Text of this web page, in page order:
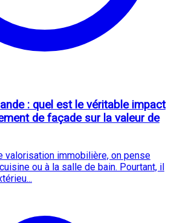
: quel est le véritable impact
de façade sur la valeur de
valorisation immobilière, on pense
ou à la salle de bain. Pourtant, il